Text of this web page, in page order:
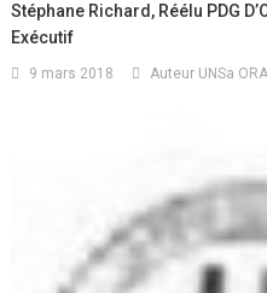
Stéphane Richard, Réélu PDG
Exécutif
9 mars 2018 Auteur UNSa